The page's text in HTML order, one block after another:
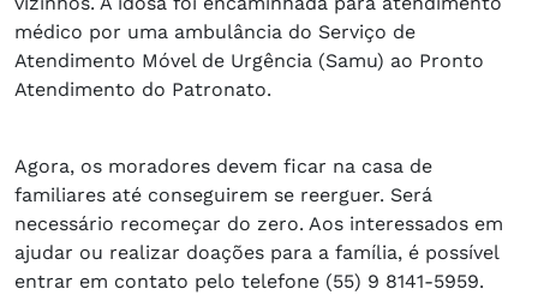
médico por uma ambulância do Serviço de
Atendimento Móvel de Urgência (Samu) ao Pronto
Atendimento do Patronato.
Agora, os moradores devem ficar na casa de
familiares até conseguirem se reerguer. Será
necessário recomeçar do zero. Aos interessados em
ajudar ou realizar doações para a família, é possível
entrar em contato pelo telefone (55) 9 8141-5959.